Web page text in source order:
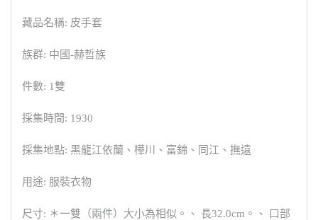
藏品名稱: 皮手套
族群: 中國-赫哲族
件數: 1雙
採集時間: 1930
採集地點: 黑龍江依蘭、樺川、富錦、同江、撫遠
用途: 服裝衣物
尺寸: ＊一雙（兩件）大小為相似。、 長32.0cm。、 口部